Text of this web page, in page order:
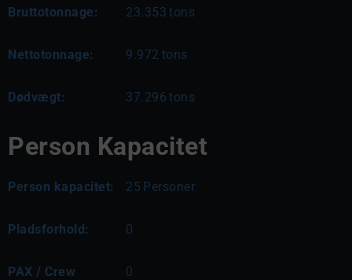
Bruttotonnage: 23.353 tons
Nettotonnage: 9.972 tons
Dødvægt: 37.296 tons
Person Kapacitet
Person kapacitet: 25 Personer
Pladsforhold: 0
PAX / Crew
0